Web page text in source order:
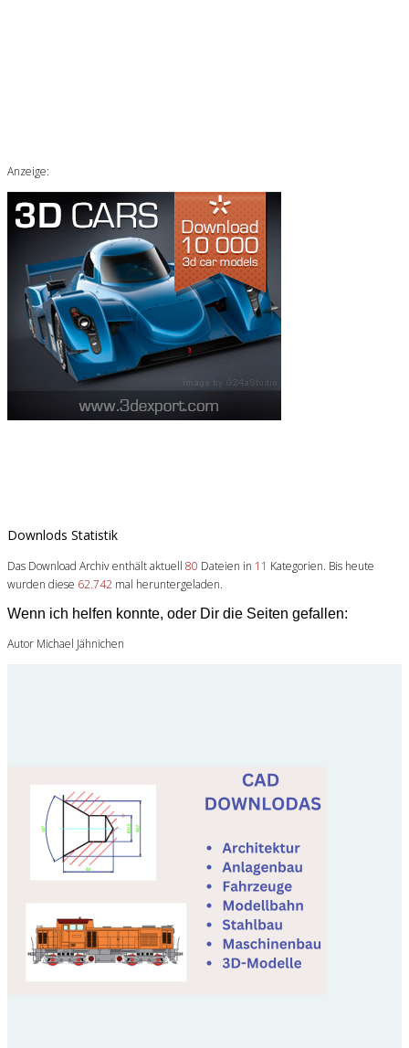
Anzeige:
Downlods Statistik
Das Download Archiv enthält aktuell 80 Dateien in 11 Kategorien. Bis heute
wurden diese 62.742 mal heruntergeladen.
Wenn ich helfen konnte, oder Dir die Seiten gefallen:
Autor Michael Jähnichen